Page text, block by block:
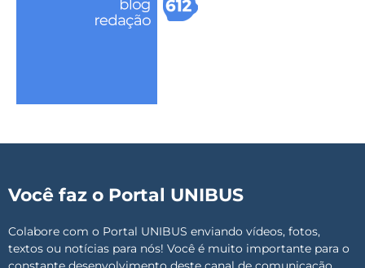
Você faz o Portal UNIBUS
Colabore com o Portal UNIBUS enviando vídeos, fotos,
textos ou notícias para nós! Você é muito importante para o